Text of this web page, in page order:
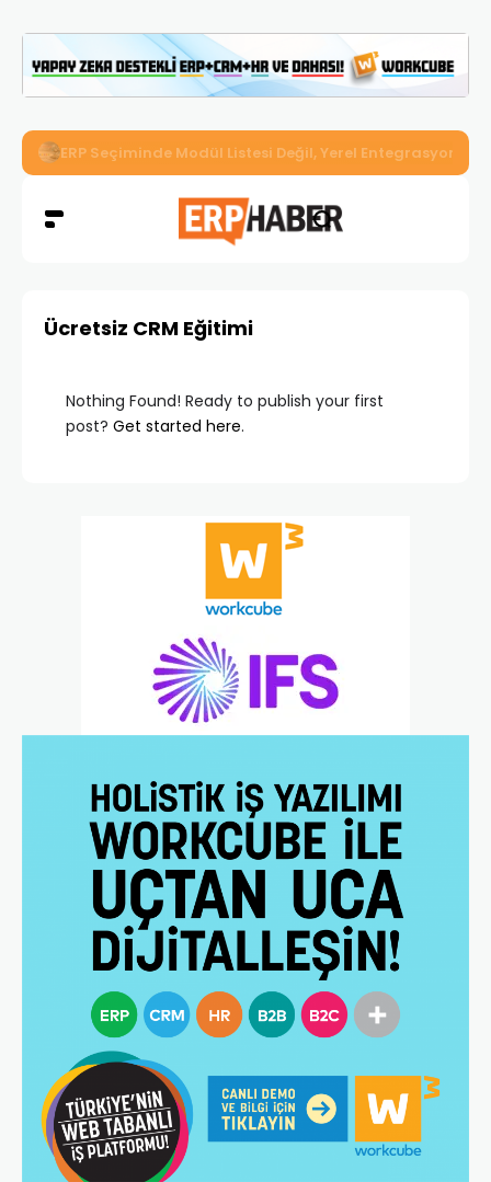
İkizler Aydınlatma, Workcube ERP ile Üretim, Satış ve
Ücretsiz CRM Eğitimi
Nothing Found! Ready to publish your first
post? Get started here.